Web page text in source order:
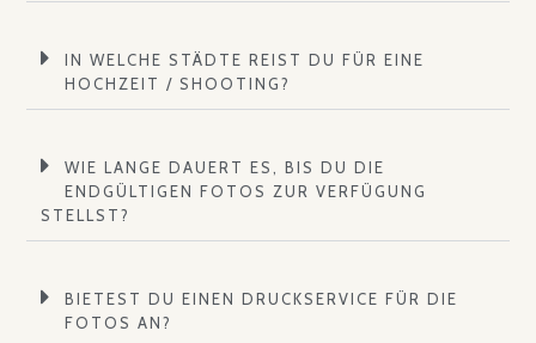
IN WELCHE STÄDTE REIST DU FÜR EINE
HOCHZEIT / SHOOTING?
WIE LANGE DAUERT ES, BIS DU DIE
ENDGÜLTIGEN FOTOS ZUR VERFÜGUNG
STELLST?
BIETEST DU EINEN DRUCKSERVICE FÜR DIE
FOTOS AN?